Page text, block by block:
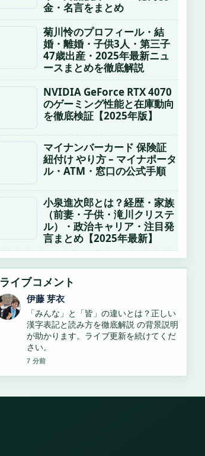
金・名言をまとめ
菊川怜のプロフィール・結
婚・離婚・子供3人・第三子
47歳出産・2025年最新ニュ
ースまとめを徹底解説
NVIDIA GeForce RTX 4070
のゲーミング性能と在庫動向
を徹底検証【2025年版】
マイナンバーカード 保険証
紐付け やり方 – マイナポータ
ル・ATM・窓口の公式手順
小泉進次郎とは？経歴・家族
（前妻・子供・滝川クリステ
ル）・政治キャリア・注目発
言まとめ【2025年最新】
ライブコメント
鈴木 蒼
「みんな」の正しい表記と使い方・誤用
例まとめ の報道は丁寧で、流れを追いや
すいです。
9 分前